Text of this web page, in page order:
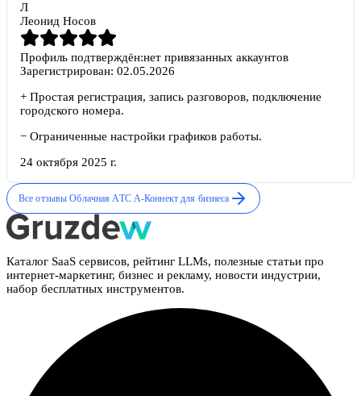
Л
Леонид Носов
Профиль подтверждён:нет привязанных аккаунтов
Зарегистрирован: 02.05.2026
+ Простая регистрация, запись разговоров, подключение
городского номера.
− Ограниченные настройки графиков работы.
24 октября 2025 г.
Все отзывыОблачная АТС А-Коннект для бизнеса
Каталог SaaS сервисов, рейтинг LLMs, полезные статьи про
интернет-маркетинг, бизнес и рекламу, новости индустрии,
набор бесплатных инструментов.